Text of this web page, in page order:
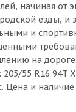
начиная от
езды, и
и
на
55 R16 94T
Цена и